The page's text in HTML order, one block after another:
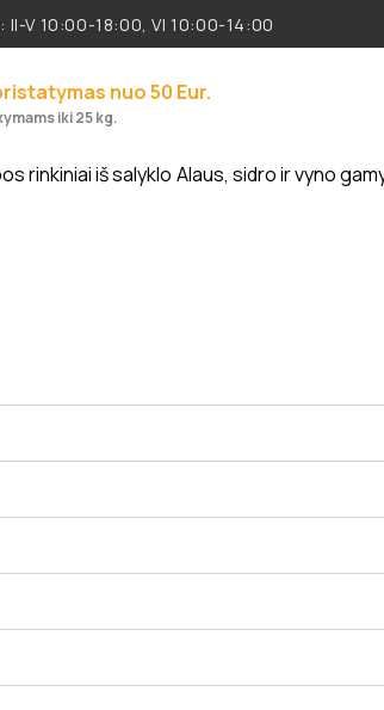
II-V 10:00-18:00, VI 10:00-14:00
nuo 50 Eur.
iki 25 kg.
rinkiniai iš salyklo Alaus, sidro ir vyno